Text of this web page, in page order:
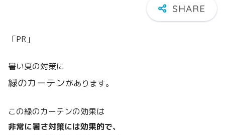
「PR」
暑い夏の対策に
緑のカーテンがあります。
この緑のカーテンの効果は
非常に暑さ対策には効果的で、